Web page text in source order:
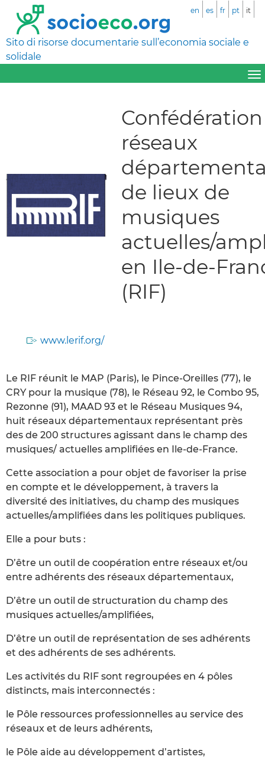
Sito di risorse documentarie sull’economia sociale e
solidale
en es fr pt it
réseaux
de lieux de
musiques
actuelles/
en Ile-de-
(RIF)
www.lerif.org/
Le RIF réunit le MAP (Paris), le Pince-Oreilles (77), le
CRY pour la musique (78), le Réseau 92, le Combo 95,
Rezonne (91), MAAD 93 et le Réseau Musiques 94,
huit réseaux départementaux représentant près
des de 200 structures agissant dans le champ des
musiques/ actuelles amplifiées en Ile-de-France.
Cette association a pour objet de favoriser la prise
en compte et le développement, à travers la
diversité des initiatives, du champ des musiques
actuelles/amplifiées dans les politiques publiques.
Elle a pour buts :
D’être un outil de coopération entre réseaux et/ou
entre adhérents des réseaux départementaux,
D’être un outil de structuration du champ des
musiques actuelles/amplifiées,
D’être un outil de représentation de ses adhérents
et des adhérents de ses adhérents.
Les activités du RIF sont regroupées en 4 pôles
distincts, mais interconnectés :
le Pôle ressources professionnelles au service des
réseaux et de leurs adhérents,
le Pôle aide au développement d’artistes,